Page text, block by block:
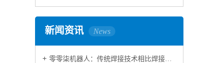
新闻资讯 News
零零柒机器人：传统焊接技术相比焊接机器人技术区别